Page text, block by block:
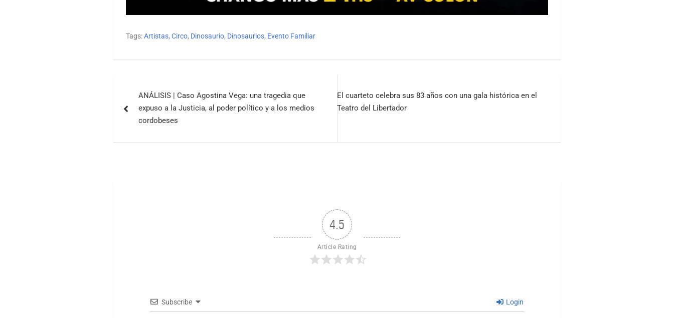
Tags: Artistas,Circo, Dinosaurio, Dinosaurios, Evento Familiar
ANÁLISIS | Caso Agostina Vega: una tragedia que
expuso a la Justicia, al poder político y a los medios
cordobeses
El cuarteto celebra sus 83 años con una gala histórica en el
Teatro del Libertador
4.5
Article Rating
Subscribe Login